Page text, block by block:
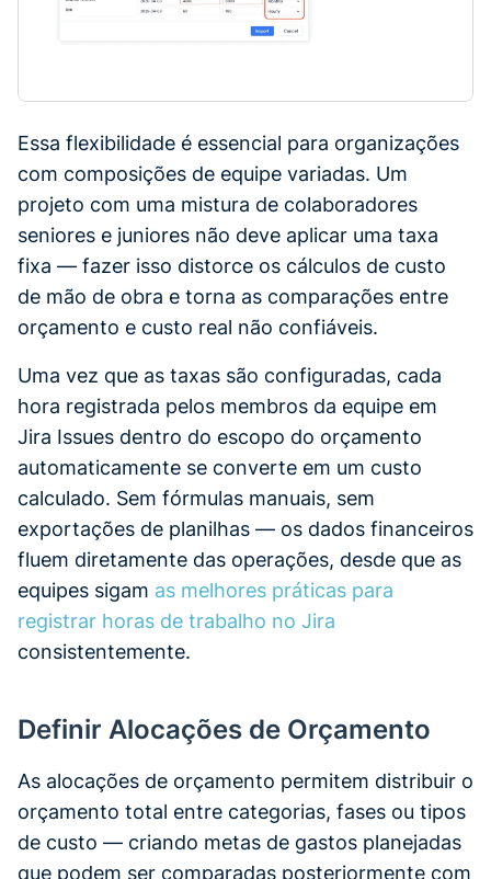
Essa flexibilidade é essencial para organizações
com composições de equipe variadas. Um
projeto com uma mistura de colaboradores
seniores e juniores não deve aplicar uma taxa
fixa — fazer isso distorce os cálculos de custo
de mão de obra e torna as comparações entre
orçamento e custo real não confiáveis.
Uma vez que as taxas são configuradas, cada
hora registrada pelos membros da equipe em
Jira Issues dentro do escopo do orçamento
automaticamente se converte em um custo
calculado. Sem fórmulas manuais, sem
exportações de planilhas — os dados financeiros
fluem diretamente das operações, desde que as
equipes sigam as melhores práticas para
registrar horas de trabalho no Jira
consistentemente.
Definir Alocações de Orçamento
As alocações de orçamento permitem distribuir o
orçamento total entre categorias, fases ou tipos
de custo — criando metas de gastos planejadas
que podem ser comparadas posteriormente com